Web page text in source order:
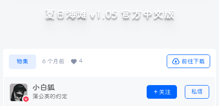
夏日海滩 v1.05 官方中文版
物集 6 个月前 4 前往下载
小白狐
蒲公英的约定
关注 私信